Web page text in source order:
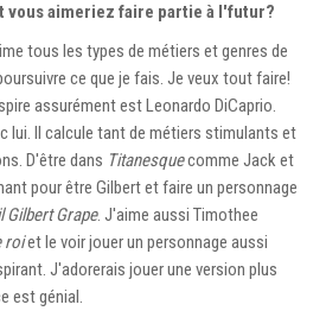
vous aimeriez faire partie à l'futur?
tous les types de métiers et genres de
ce que je fais. Je veux tout faire!
assurément est Leonardo DiCaprio.
lui. Il calcule tant de métiers stimulants et
D'être dans Titanesquecomme Jack et
pour être Gilbert et faire un personnage
Gilbert Grape. J'aime aussi Timothee
roiet le voir jouer un personnage aussi
J'adorerais jouer une version plus
est génial.